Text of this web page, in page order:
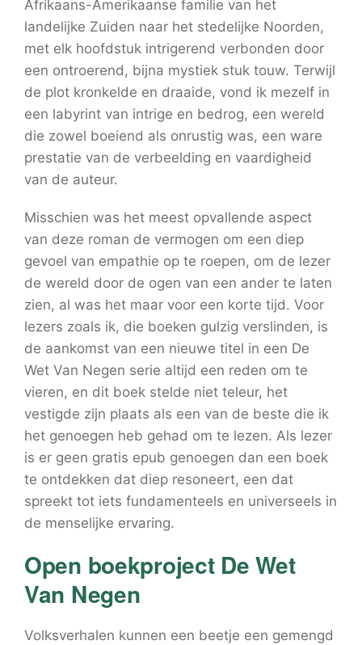
Afrikaans-Amerikaanse familie van het
landelijke Zuiden naar het stedelijke Noorden,
met elk hoofdstuk intrigerend verbonden door
een ontroerend, bijna mystiek stuk touw. Terwijl
de plot kronkelde en draaide, vond ik mezelf in
een labyrint van intrige en bedrog, een wereld
die zowel boeiend als onrustig was, een ware
prestatie van de verbeelding en vaardigheid
van de auteur.
Misschien was het meest opvallende aspect
van deze roman de vermogen om een diep
gevoel van empathie op te roepen, om de lezer
de wereld door de ogen van een ander te laten
zien, al was het maar voor een korte tijd. Voor
lezers zoals ik, die boeken gulzig verslinden, is
de aankomst van een nieuwe titel in een De
Wet Van Negen serie altijd een reden om te
vieren, en dit boek stelde niet teleur, het
vestigde zijn plaats als een van de beste die ik
het genoegen heb gehad om te lezen. Als lezer
is er geen gratis epub genoegen dan een boek
te ontdekken dat diep resoneert, een dat
spreekt tot iets fundamenteels en universeels in
de menselijke ervaring.
Open boekproject De Wet
Van Negen
Volksverhalen kunnen een beetje een gemengd